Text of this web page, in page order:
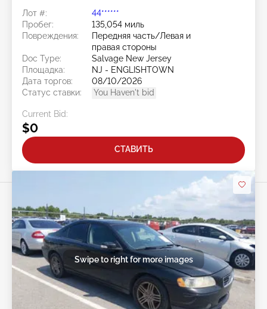
Лот #:
44******
Пробег:
135,054 миль
Повреждения:
Передняя часть/Левая и
правая стороны
Doc Type:
Salvage New Jersey
Площадка:
NJ - ENGLISHTOWN
Дата торгов:
08/10/2026
Статус ставки:
You Haven't bid
Current Bid:
$0
СТАВИТЬ
Swipe to right for more images